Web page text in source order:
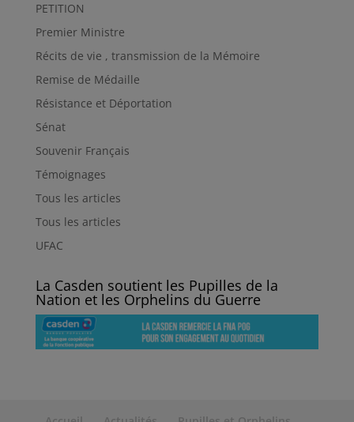
PETITION
Premier Ministre
Récits de vie , transmission de la Mémoire
Remise de Médaille
Résistance et Déportation
Sénat
Souvenir Français
Témoignages
Tous les articles
Tous les articles
UFAC
La Casden soutient les Pupilles de la
Nation et les Orphelins du Guerre